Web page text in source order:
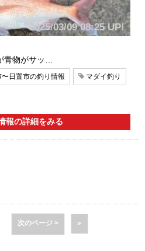
2025/03/09 08:25 UP!
青物がサッ…
日置市の釣り情報 マダイ釣り
報の詳細をみる
次のページ > »